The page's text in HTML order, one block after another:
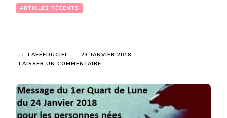
ARTICLES RÉCENTS
par LAFÉEDUCIEL
23 JANVIER 2018
LAISSER UN COMMENTAIRE
1ER